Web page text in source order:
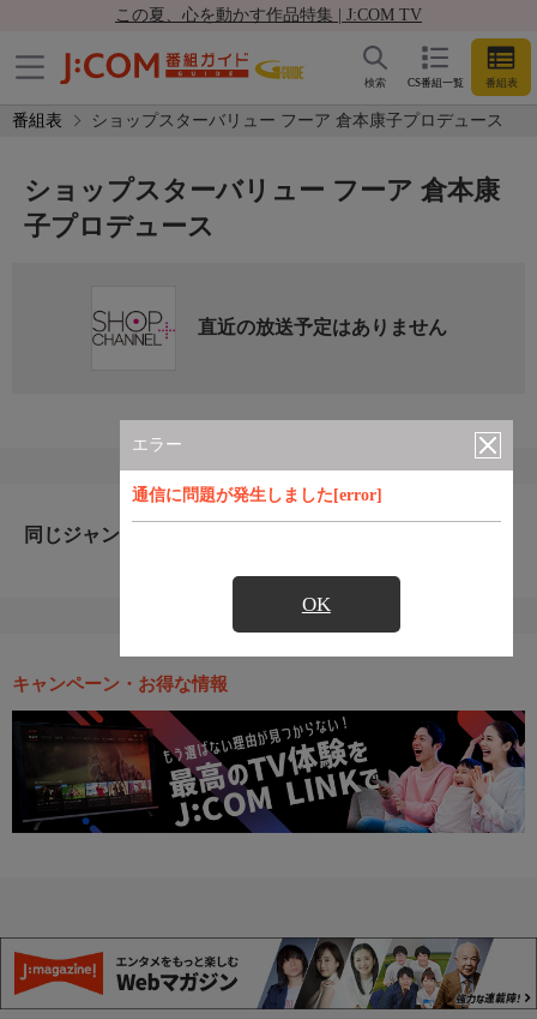
この夏、心を動かす作品特集 | J:COM TV
CS番組一覧 番組表
検索
番組表 ショップスターバリュー フーア 倉本康子プロデュース
エラー
通信に問題が発生しました[error]
OK
ショップスターバリュー フーア 倉本康
子プロデュース
直近の放送予定はありません
同じジャンルのおすすめ番組
キャンペーン・お得な情報